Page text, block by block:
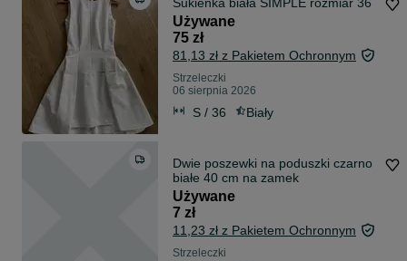
Sukienka biała SIMPLE rozmiar 36
Używane
75 zł
81,13 zł z Pakietem Ochronnym
Strzeleczki
06 sierpnia 2026
S / 36 Biały
Dwie poszewki na poduszki czarno
białe 40 cm na zamek
Używane
7 zł
11,23 zł z Pakietem Ochronnym
Strzeleczki